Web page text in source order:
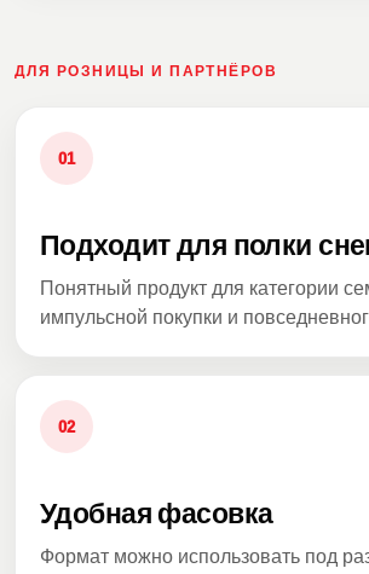
ДЛЯ РОЗНИЦЫ И ПАРТНЁРОВ
01
Подходит для полки
Понятный продукт для категории
импульсной покупки и
02
Удобная фасовка
Формат можно использовать под